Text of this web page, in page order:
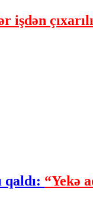
işdən
qaldı: “Yekə